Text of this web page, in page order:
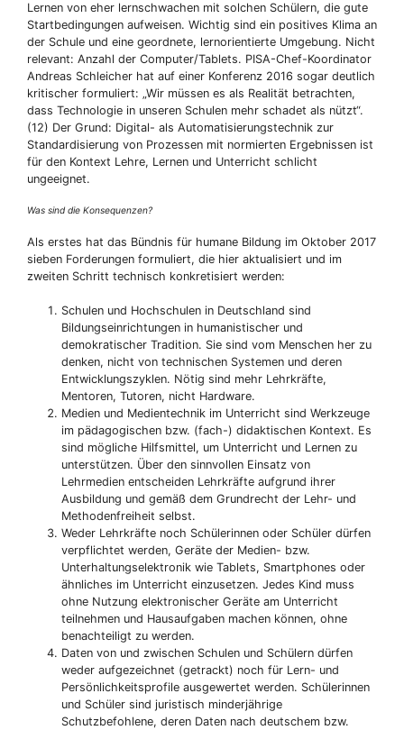
Lernen von eher lernschwachen mit solchen Schülern, die gute
Startbedingungen aufweisen. Wichtig sind ein positives Klima an
der Schule und eine geordnete, lernorientierte Umgebung. Nicht
relevant: Anzahl der Computer/Tablets. PISA-Chef-Koordinator
Andreas Schleicher hat auf einer Konferenz 2016 sogar deutlich
kritischer formuliert: „Wir müssen es als Realität betrachten,
dass Technologie in unseren Schulen mehr schadet als nützt“.
(12) Der Grund: Digital- als Automatisierungstechnik zur
Standardisierung von Prozessen mit normierten Ergebnissen ist
für den Kontext Lehre, Lernen und Unterricht schlicht
ungeeignet.
Was sind die Konsequenzen?
Als erstes hat das Bündnis für humane Bildung im Oktober 2017
sieben Forderungen formuliert, die hier aktualisiert und im
zweiten Schritt technisch konkretisiert werden:
Schulen und Hochschulen in Deutschland sind
Bildungseinrichtungen in humanistischer und
demokratischer Tradition. Sie sind vom Menschen her zu
denken, nicht von technischen Systemen und deren
Entwicklungszyklen. Nötig sind mehr Lehrkräfte,
Mentoren, Tutoren, nicht Hardware.
Medien und Medientechnik im Unterricht sind Werkzeuge
im pädagogischen bzw. (fach-) didaktischen Kontext. Es
sind mögliche Hilfsmittel, um Unterricht und Lernen zu
unterstützen. Über den sinnvollen Einsatz von
Lehrmedien entscheiden Lehrkräfte aufgrund ihrer
Ausbildung und gemäß dem Grundrecht der Lehr- und
Methodenfreiheit selbst.
Weder Lehrkräfte noch Schülerinnen oder Schüler dürfen
verpflichtet werden, Geräte der Medien- bzw.
Unterhaltungselektronik wie Tablets, Smartphones oder
ähnliches im Unterricht einzusetzen. Jedes Kind muss
ohne Nutzung elektronischer Geräte am Unterricht
teilnehmen und Hausaufgaben machen können, ohne
benachteiligt zu werden.
Daten von und zwischen Schulen und Schülern dürfen
weder aufgezeichnet (getrackt) noch für Lern- und
Persönlichkeitsprofile ausgewertet werden. Schülerinnen
und Schüler sind juristisch minderjährige
Schutzbefohlene, deren Daten nach deutschem bzw.